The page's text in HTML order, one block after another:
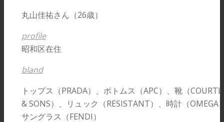
丸山佳祐さん（26歳）
profile
昭和区在住
bland
トップス（PRADA）、ボトムス（APC）、靴（
& SONS）、リュック（RESISTANT）、時計（OMEGA
サングラス（FENDI）